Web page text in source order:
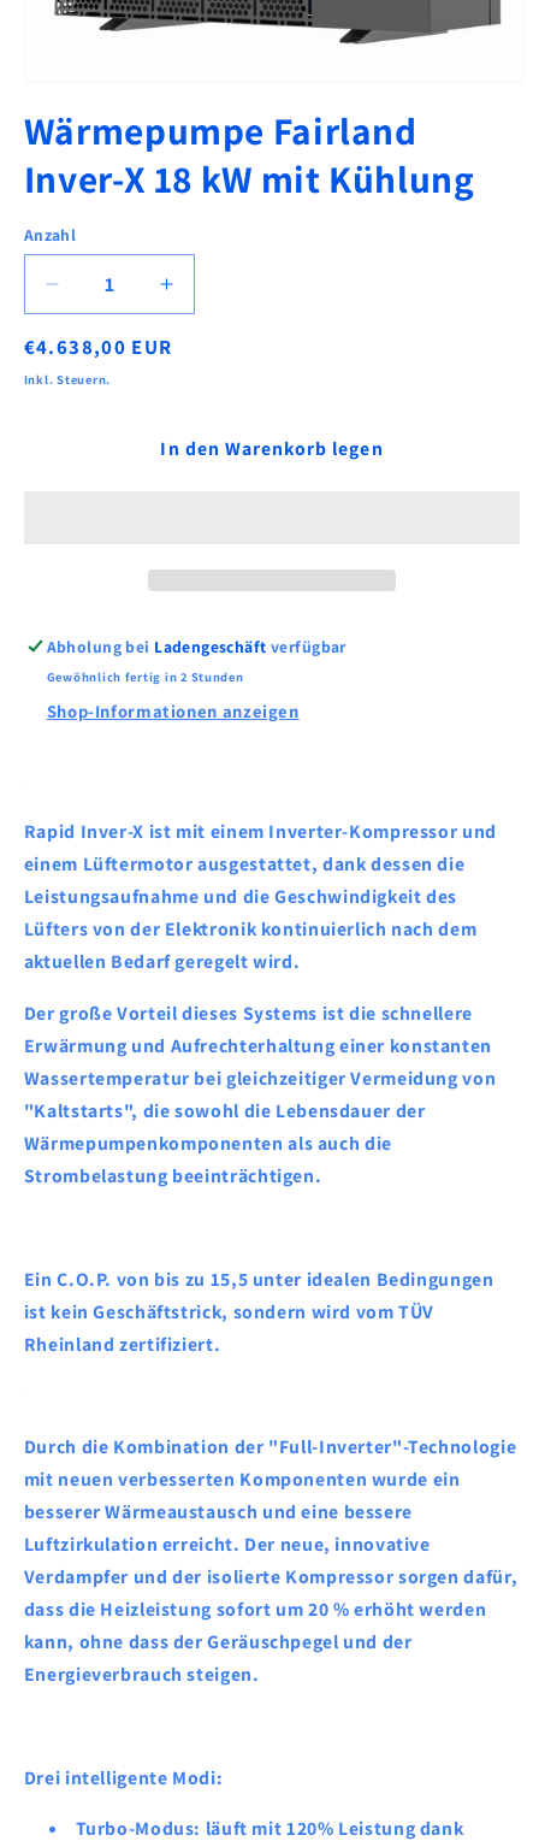
in
Modal
Wärmepumpe Fairland
Inver-X 18 kW mit Kühlung
Anzahl
Verringere
die
Menge
für
Erhöhe
die
Menge
Inver-
Kühlung
Normaler
Preis
€4.638,00 EUR
Inkl. Steuern.
In den Warenkorb legen
Abholung bei Ladengeschäft verfügbar
Gewöhnlich fertig in 2 Stunden
Shop-Informationen anzeigen
Rapid Inver-X ist mit einem Inverter-Kompressor und
einem Lüftermotor ausgestattet, dank dessen die
Leistungsaufnahme und die Geschwindigkeit des
Lüfters von der Elektronik kontinuierlich nach dem
aktuellen Bedarf geregelt wird.
Der große Vorteil dieses Systems ist die schnellere
Erwärmung und Aufrechterhaltung einer konstanten
Wassertemperatur bei gleichzeitiger Vermeidung von
"Kaltstarts", die sowohl die Lebensdauer der
Wärmepumpenkomponenten als auch die
Strombelastung beeinträchtigen.
Ein C.O.P. von bis zu 15,5 unter idealen Bedingungen
ist kein Geschäftstrick, sondern wird vom TÜV
Rheinland zertifiziert.
Durch die Kombination der "Full-Inverter"-Technologie
mit neuen verbesserten Komponenten wurde ein
besserer Wärmeaustausch und eine bessere
Luftzirkulation erreicht. Der neue, innovative
Verdampfer und der isolierte Kompressor sorgen dafür,
dass die Heizleistung sofort um 20 % erhöht werden
kann, ohne dass der Geräuschpegel und der
Energieverbrauch steigen.
Drei intelligente Modi:
Turbo-Modus: läuft mit 120% Leistung dank